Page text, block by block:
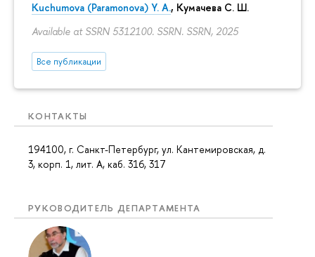
Kuchumova (Paramonova) Y. A., Кумачева С. Ш.
Available at SSRN 5312100. SSRN. SSRN, 2025
Все публикации
КОНТАКТЫ
194100, г. Санкт-Петербург, ул. Кантемировская, д.
3, корп. 1, лит. А, каб. 316, 317
РУКОВОДИТЕЛЬ ДЕПАРТАМЕНТА